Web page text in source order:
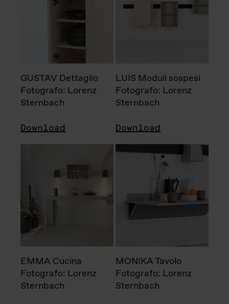
GUSTAV Dettaglio
Fotografo: Lorenz
Sternbach
Download
LUIS Moduli sospesi
Fotografo: Lorenz
Sternbach
Download
EMMA Cucina
Fotografo: Lorenz
Sternbach
MONIKA Tavolo
Fotografo: Lorenz
Sternbach